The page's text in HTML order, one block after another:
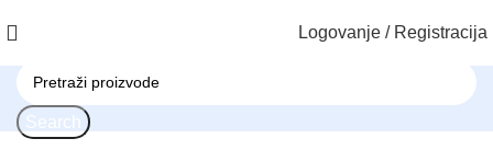
Logovanje / Registracija
Search